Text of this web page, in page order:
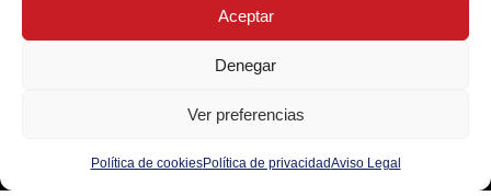
Aceptar
Denegar
Ver preferencias
Política de cookiesPolítica de privacidadAviso Legal